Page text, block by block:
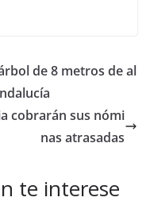
de 8 metros de al
cobrarán sus nómi
nas atrasadas
te interese